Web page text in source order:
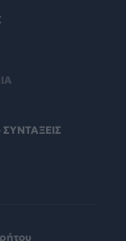
ΣΥΝΤΑΞΕΙΣ